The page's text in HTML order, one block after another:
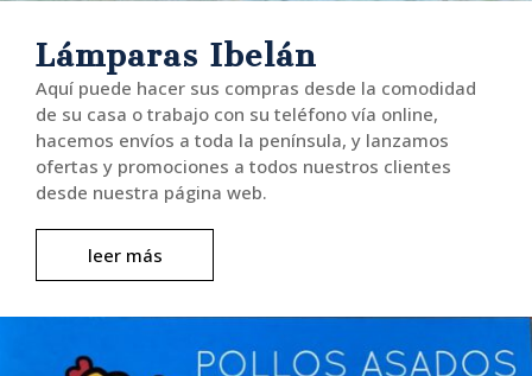
Lámparas Ibelán
Aquí puede hacer sus compras desde la comodidad
de su casa o trabajo con su teléfono vía online,
hacemos envíos a toda la península, y lanzamos
ofertas y promociones a todos nuestros clientes
desde nuestra página web.
leer más